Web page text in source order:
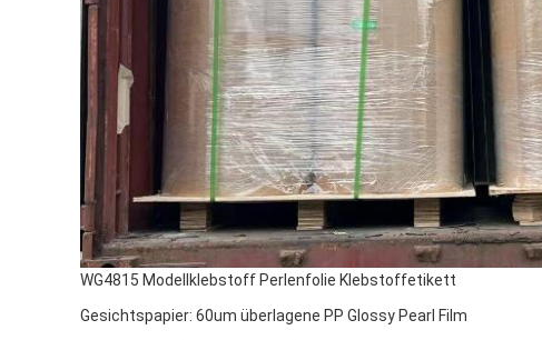
WG4815 Modellklebstoff Perlenfolie Klebstoffetikett
Gesichtspapier: 60um überlagene PP Glossy Pearl Film